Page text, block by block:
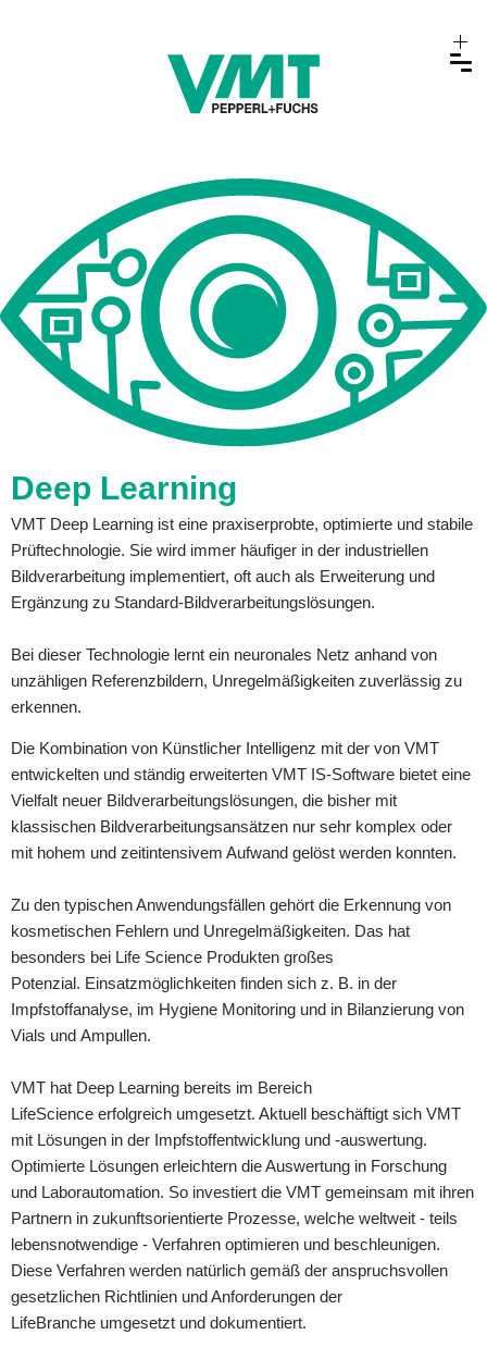
Deep Learning
VMT Deep Learning ist eine praxiserprobte, optimierte und stabile
Prüftechnologie. Sie wird immer häufiger in der industriellen
Bildverarbeitung implementiert, oft auch als Erweiterung und
Ergänzung zu Standard-Bildverarbeitungslösungen.
Bei dieser Technologie lernt ein neuronales Netz anhand von
unzähligen Referenzbildern, Unregelmäßigkeiten zuverlässig zu
erkennen.
Die Kombination von Künstlicher Intelligenz mit der von VMT
entwickelten und ständig erweiterten VMT IS-Software bietet eine
Vielfalt neuer Bildverarbeitungslösungen, die bisher mit
klassischen Bildverarbeitungsansätzen nur sehr komplex oder
mit hohem und zeitintensivem Aufwand gelöst werden konnten.
Zu den typischen Anwendungsfällen gehört die Erkennung von
kosmetischen Fehlern und Unregelmäßigkeiten. Das hat
besonders bei Life Science Produkten großes
Potenzial. Einsatzmöglichkeiten finden sich z. B. in der
Impfstoffanalyse, im Hygiene Monitoring und in Bilanzierung von
Vials und Ampullen.
VMT hat Deep Learning bereits im Bereich
LifeScience erfolgreich umgesetzt. Aktuell beschäftigt sich VMT
mit Lösungen in der Impfstoffentwicklung und -auswertung.
Optimierte Lösungen erleichtern die Auswertung in Forschung
und Laborautomation. So investiert die VMT gemeinsam mit ihren
Partnern in zukunftsorientierte Prozesse, welche weltweit - teils
lebensnotwendige - Verfahren optimieren und beschleunigen.
Diese Verfahren werden natürlich gemäß der anspruchsvollen
gesetzlichen Richtlinien und Anforderungen der
LifeBranche umgesetzt und dokumentiert.